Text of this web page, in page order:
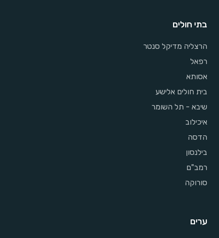
בתי חולים
הרצליה מדיקל סנטר
רפאל
אסותא
בית חולים אלישע
שיבא - תל השומר
איכילוב
הדסה
בילנסון
רמב"ם
סורוקה
ערים